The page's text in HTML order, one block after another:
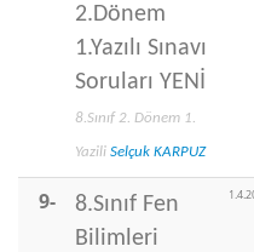
2.Dönem
1.Yazılı Sınavı
Soruları YENİ
8.Sınıf 2. Dönem 1.
Yazili Selçuk KARPUZ
9-
8.Sınıf Fen
Bilimleri